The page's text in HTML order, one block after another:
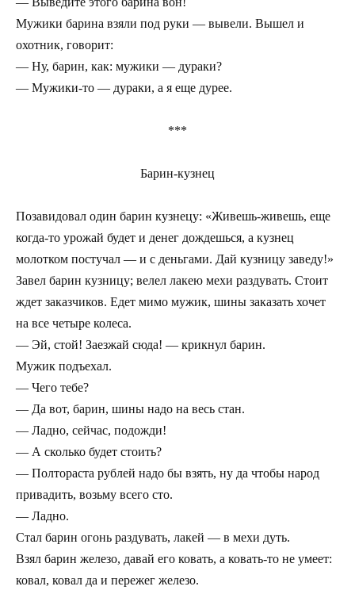
Мужики барина взяли под руки — вывели. Вышел и
охотник, говорит:
— Ну, барин, как: мужики — дураки?
— Мужики-то — дураки, а я еще дурее.
***
Барин-кузнец
Позавидовал один барин кузнецу: «Живешь-живешь, еще
когда-то урожай будет и денег дождешься, а кузнец
молотком постучал — и с деньгами. Дай кузницу заведу!»
Завел барин кузницу; велел лакею мехи раздувать. Стоит
ждет заказчиков. Едет мимо мужик, шины заказать хочет
на все четыре колеса.
— Эй, стой! Заезжай сюда! — крикнул барин.
Мужик подъехал.
— Чего тебе?
— Да вот, барин, шины надо на весь стан.
— Ладно, сейчас, подожди!
— А сколько будет стоить?
— Полтораста рублей надо бы взять, ну да чтобы народ
привадить, возьму всего сто.
— Ладно.
Стал барин огонь раздувать, лакей — в мехи дуть.
Взял барин железо, давай его ковать, а ковать-то не умеет:
ковал, ковал да и пережег железо.